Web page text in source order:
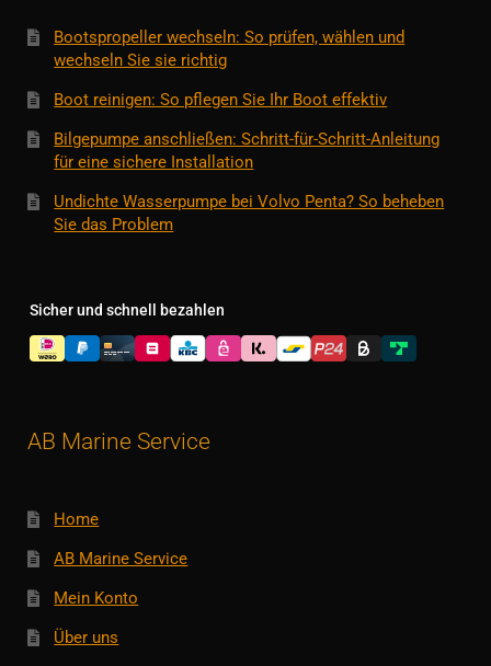
Bootspropeller wechseln: So prüfen, wählen und
wechseln Sie sie richtig
Boot reinigen: So pflegen Sie Ihr Boot effektiv
Bilgepumpe anschließen: Schritt-für-Schritt-Anleitung
für eine sichere Installation
Undichte Wasserpumpe bei Volvo Penta? So beheben
Sie das Problem
Sicher und schnell bezahlen
AB Marine Service
Home
AB Marine Service
Mein Konto
Über uns